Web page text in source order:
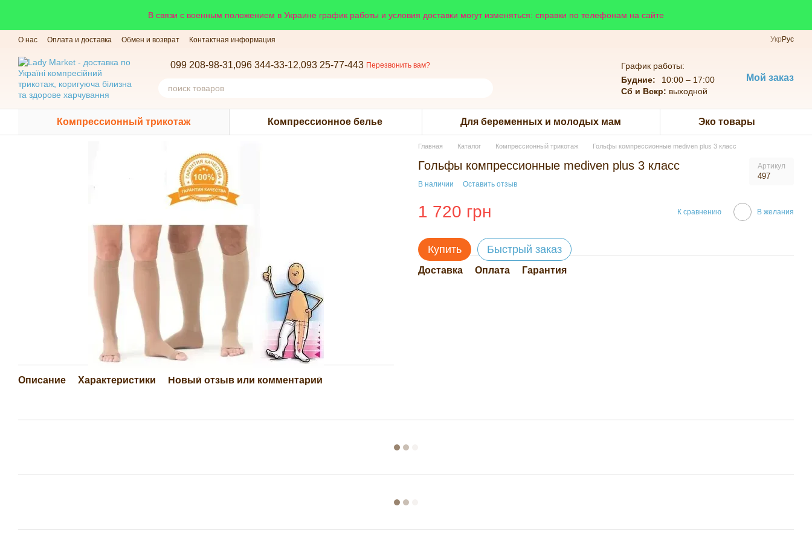
В связи с военным положением в Украине график работы и условия доставки могут изменяться: справки по телефонам на сайте
О нас Оплата и доставка Обмен и возврат Контактная информация Укр Рус
099 208-98-31,096 344-33-12,093 25-77-443 Перезвонить вам?
График работы:
Будние:
10:00 – 17:00
Сб и Вскр: выходной
Мой заказ
Компрессионный трикотаж Компрессионное белье Для беременных и молодых мам Эко товары
Описание Характеристики Новый отзыв или комментарий
Главная Каталог Компрессионный трикотаж Гольфы компрессионные mediven plus 3 класс
Гольфы компрессионные mediven plus 3 класс Артикул
497
В наличии Оставить отзыв
1 720 грн К сравнению В желания
Купить Быстрый заказ
Доставка Оплата Гарантия